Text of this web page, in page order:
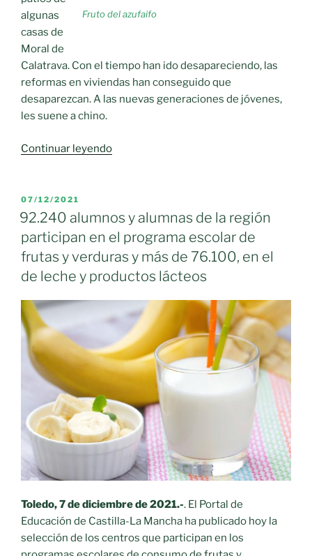
Fruto del azufaifo
algunas
casas de
Moral de
Calatrava. Con el tiempo han ido desapareciendo, las
reformas en viviendas han conseguido que
desaparezcan. A las nuevas generaciones de jóvenes,
les suene a chino.
Continuar leyendo«Hoy
con
un
azufaifo.»
PUBLICADO
EL
07/12/2021
92.240 alumnos y alumnas de la región
participan en el programa escolar de
frutas y verduras y más de 76.100, en el
de leche y productos lácteos
Toledo, 7 de diciembre de 2021.-. El Portal de
Educación de Castilla-La Mancha ha publicado hoy la
selección de los centros que participan en los